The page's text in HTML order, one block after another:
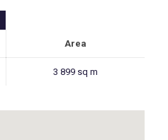
Area
3 899 sq m